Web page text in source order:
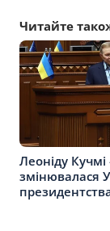
Читайте
Леоніду
змінювалася